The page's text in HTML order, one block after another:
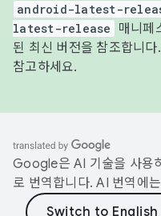
android-latest-
latest-release
매니페
된 최신 버전을 참조합니
참고하세요.
Google은 AI 기술을 사용
로 번역합니다. AI 번역에